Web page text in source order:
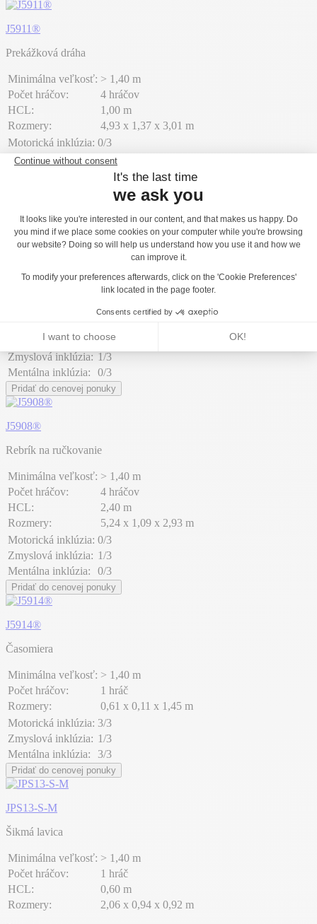
J5911®
Prekážková dráha
Minimálna veľkosť: > 1,40 m
Počet hráčov:
4 hráčov
HCL:
1,00 m
Rozmery:
4,93 x 1,37 x 3,01 m
Motorická inklúzia: 0/3
Zmyslová inklúzia: 1/3
Pridať do cenovej ponuky
J5909®
Vysutý tunel
Minimálna veľkosť: > 1,40 m
3 hráčov
1,10 m
Motorická inklúzia: 0/3
Zmyslová inklúzia: 1/3
Mentálna inklúzia:
0/3
Pridať do cenovej ponuky
J5908®
Rebrík na ručkovanie
Minimálna veľkosť: > 1,40 m
Počet hráčov:
4 hráčov
HCL:
2,40 m
Rozmery:
5,24 x 1,09 x 2,93 m
Motorická inklúzia: 0/3
Zmyslová inklúzia: 1/3
Mentálna inklúzia:
0/3
Pridať do cenovej ponuky
J5914®
Časomiera
Minimálna veľkosť: > 1,40 m
Počet hráčov:
1 hráč
Rozmery:
0,61 x 0,11 x 1,45 m
Motorická inklúzia: 3/3
Zmyslová inklúzia: 1/3
Mentálna inklúzia:
3/3
Pridať do cenovej ponuky
JPS13-S-M
Šikmá lavica
Minimálna veľkosť: > 1,40 m
Počet hráčov:
1 hráč
HCL:
0,60 m
Rozmery:
2,06 x 0,94 x 0,92 m